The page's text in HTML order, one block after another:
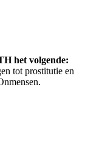
het volgende:
tot prostitutie en